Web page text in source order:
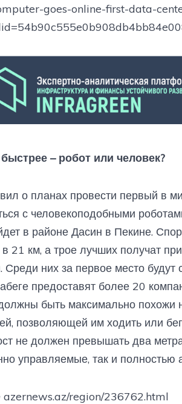
goes-online-first-data-
– робот или человек?
о планах провести первый в
с человекоподобными
в районе Дасин в Пекине.
21 км, а трое лучших получат
них за первое место будут
предоставят более 20
быть максимально похожи
позволяющей им ходить или
не должен превышать два
управляемые, так и полностью
azernews.az/region/236762.html